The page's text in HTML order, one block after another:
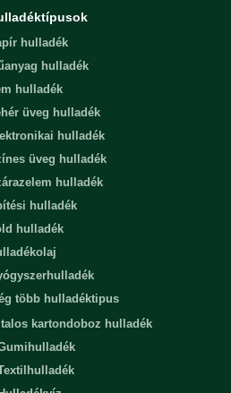
hulladék
hulladék
hulladék
üveg hulladék
hulladék
üveg hulladék
hulladék
hulladék
hulladék
több hulladéktipus
Italos kartondoboz hulladék